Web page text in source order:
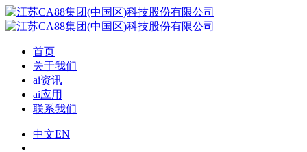
首页
关于我们
ai资讯
ai应用
联系我们
中文EN